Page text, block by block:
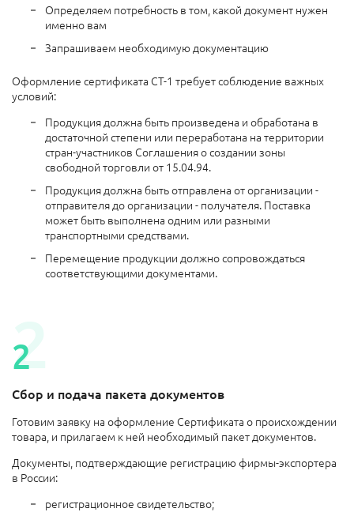
Определяем потребность в том, какой документ нужен
именно вам
Запрашиваем необходимую документацию
Оформление сертификата СТ-1 требует соблюдение важных
условий:
Продукция должна быть произведена и обработана в
достаточной степени или переработана на территории
стран-участников Соглашения о создании зоны
свободной торговли от 15.04.94.
Продукция должна быть отправлена от организации -
отправителя до организации - получателя. Поставка
может быть выполнена одним или разными
транспортными средствами.
Перемещение продукции должно сопровождаться
соответствующими документами.
Сбор и подача пакета документов
Готовим заявку на оформление Сертификата о происхождении
товара, и прилагаем к ней необходимый пакет документов.
Документы, подтверждающие регистрацию фирмы-экспортера
в России:
регистрационное свидетельство;